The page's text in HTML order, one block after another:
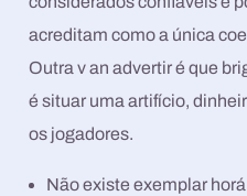
acreditam como a única
Outra v an advertir é que
é situar uma artifício,
os jogadores.
Não existe exemplar